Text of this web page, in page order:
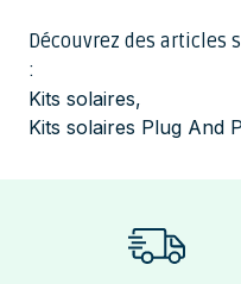
Découvrez des articles
:
Kits solaires,
Kits solaires Plug And